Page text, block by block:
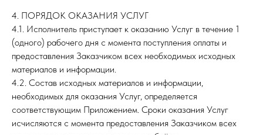
4. ПОРЯДОК ОКАЗАНИЯ УСЛУГ
4.1. Исполнитель приступает к оказанию Услуг в течение 1
(одного) рабочего дня с момента поступления оплаты и
предоставления Заказчиком всех необходимых исходных
материалов и информации.
4.2. Состав исходных материалов и информации,
необходимых для оказания Услуг, определяется
соответствующим Приложением. Сроки оказания Услуг
исчисляются с момента предоставления Заказчиком всех